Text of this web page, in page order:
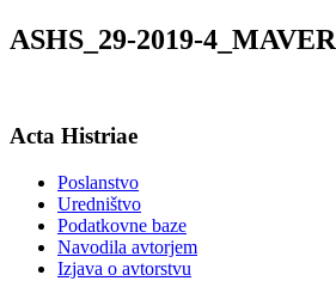
ASHS_29-2019-4_MAVER
Acta Histriae
Poslanstvo
Uredništvo
Podatkovne baze
Navodila avtorjem
Izjava o avtorstvu